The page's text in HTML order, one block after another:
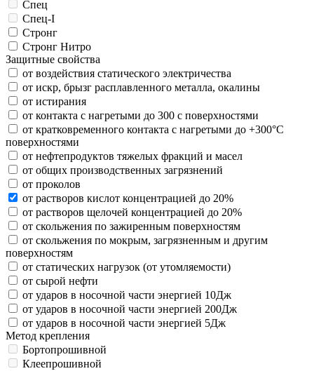
Спец
Спец-I
Стронг
Стронг Нитро
Защитные свойства
от воздействия статического электричества
от искр, брызг расплавленного металла, окалины
от истирания
от контакта с нагретыми до 300 с поверхностями
от кратковременного контакта с нагретыми до +300°С
поверхностями
от нефтепродуктов тяжелых фракций и масел
от общих производственных загрязнений
от проколов
от растворов кислот концентрацией до 20%
от растворов щелочей концентрацией до 20%
от скольжения по зажиренным поверхностям
от скольжения по мокрым, загрязненным и другим
поверхностям
от статических нагрузок (от утомляемости)
от сырой нефти
от ударов в носочной части энергией 10Дж
от ударов в носочной части энергией 200Дж
от ударов в носочной части энергией 5Дж
Метод крепления
Бортопрошивной
Клеепрошивной